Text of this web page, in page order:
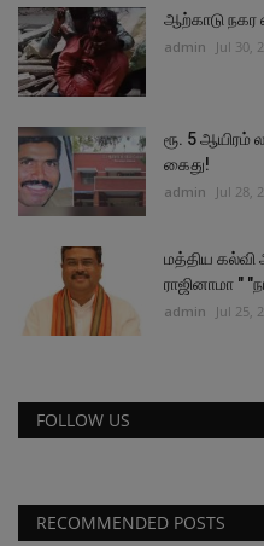
ஆற்காடு நகர
admin Jul 30,
ரூ. 5 ஆயிரம்
கைது!
admin Jul 28,
மத்திய கல்வி
ராஜினாமா "
admin Jul 25,
FOLLOW US
RECOMMENDED POSTS